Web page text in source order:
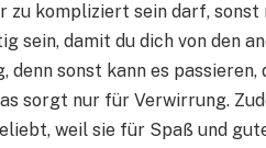
zu kompliziert sein darf, sonst
sein, damit du dich von den
sonst kann es passieren,
sorgt nur für Verwirrung.
weil sie für Spaß und